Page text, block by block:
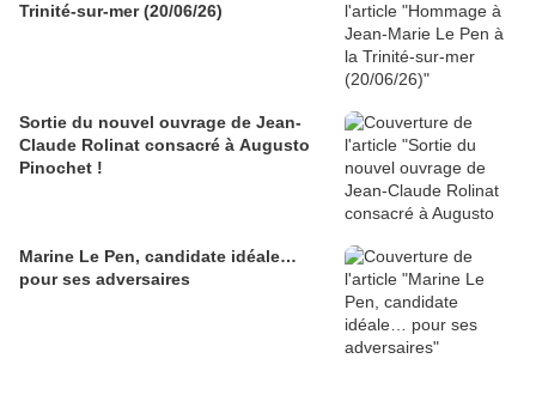
Trinité-sur-mer (20/06/26)
Sortie du nouvel ouvrage de Jean-
Claude Rolinat consacré à Augusto
Pinochet !
Marine Le Pen, candidate idéale…
pour ses adversaires